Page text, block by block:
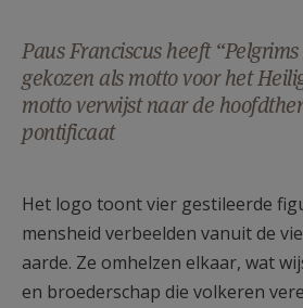
AANMELDEN OF
Paus Franciscus heeft
gekozen als motto voor het
motto verwijst naar de
pontificaat
Het logo toont vier gestileerde
mensheid verbeelden vanuit de
aarde. Ze omhelzen elkaar, wat
en broederschap die volkeren